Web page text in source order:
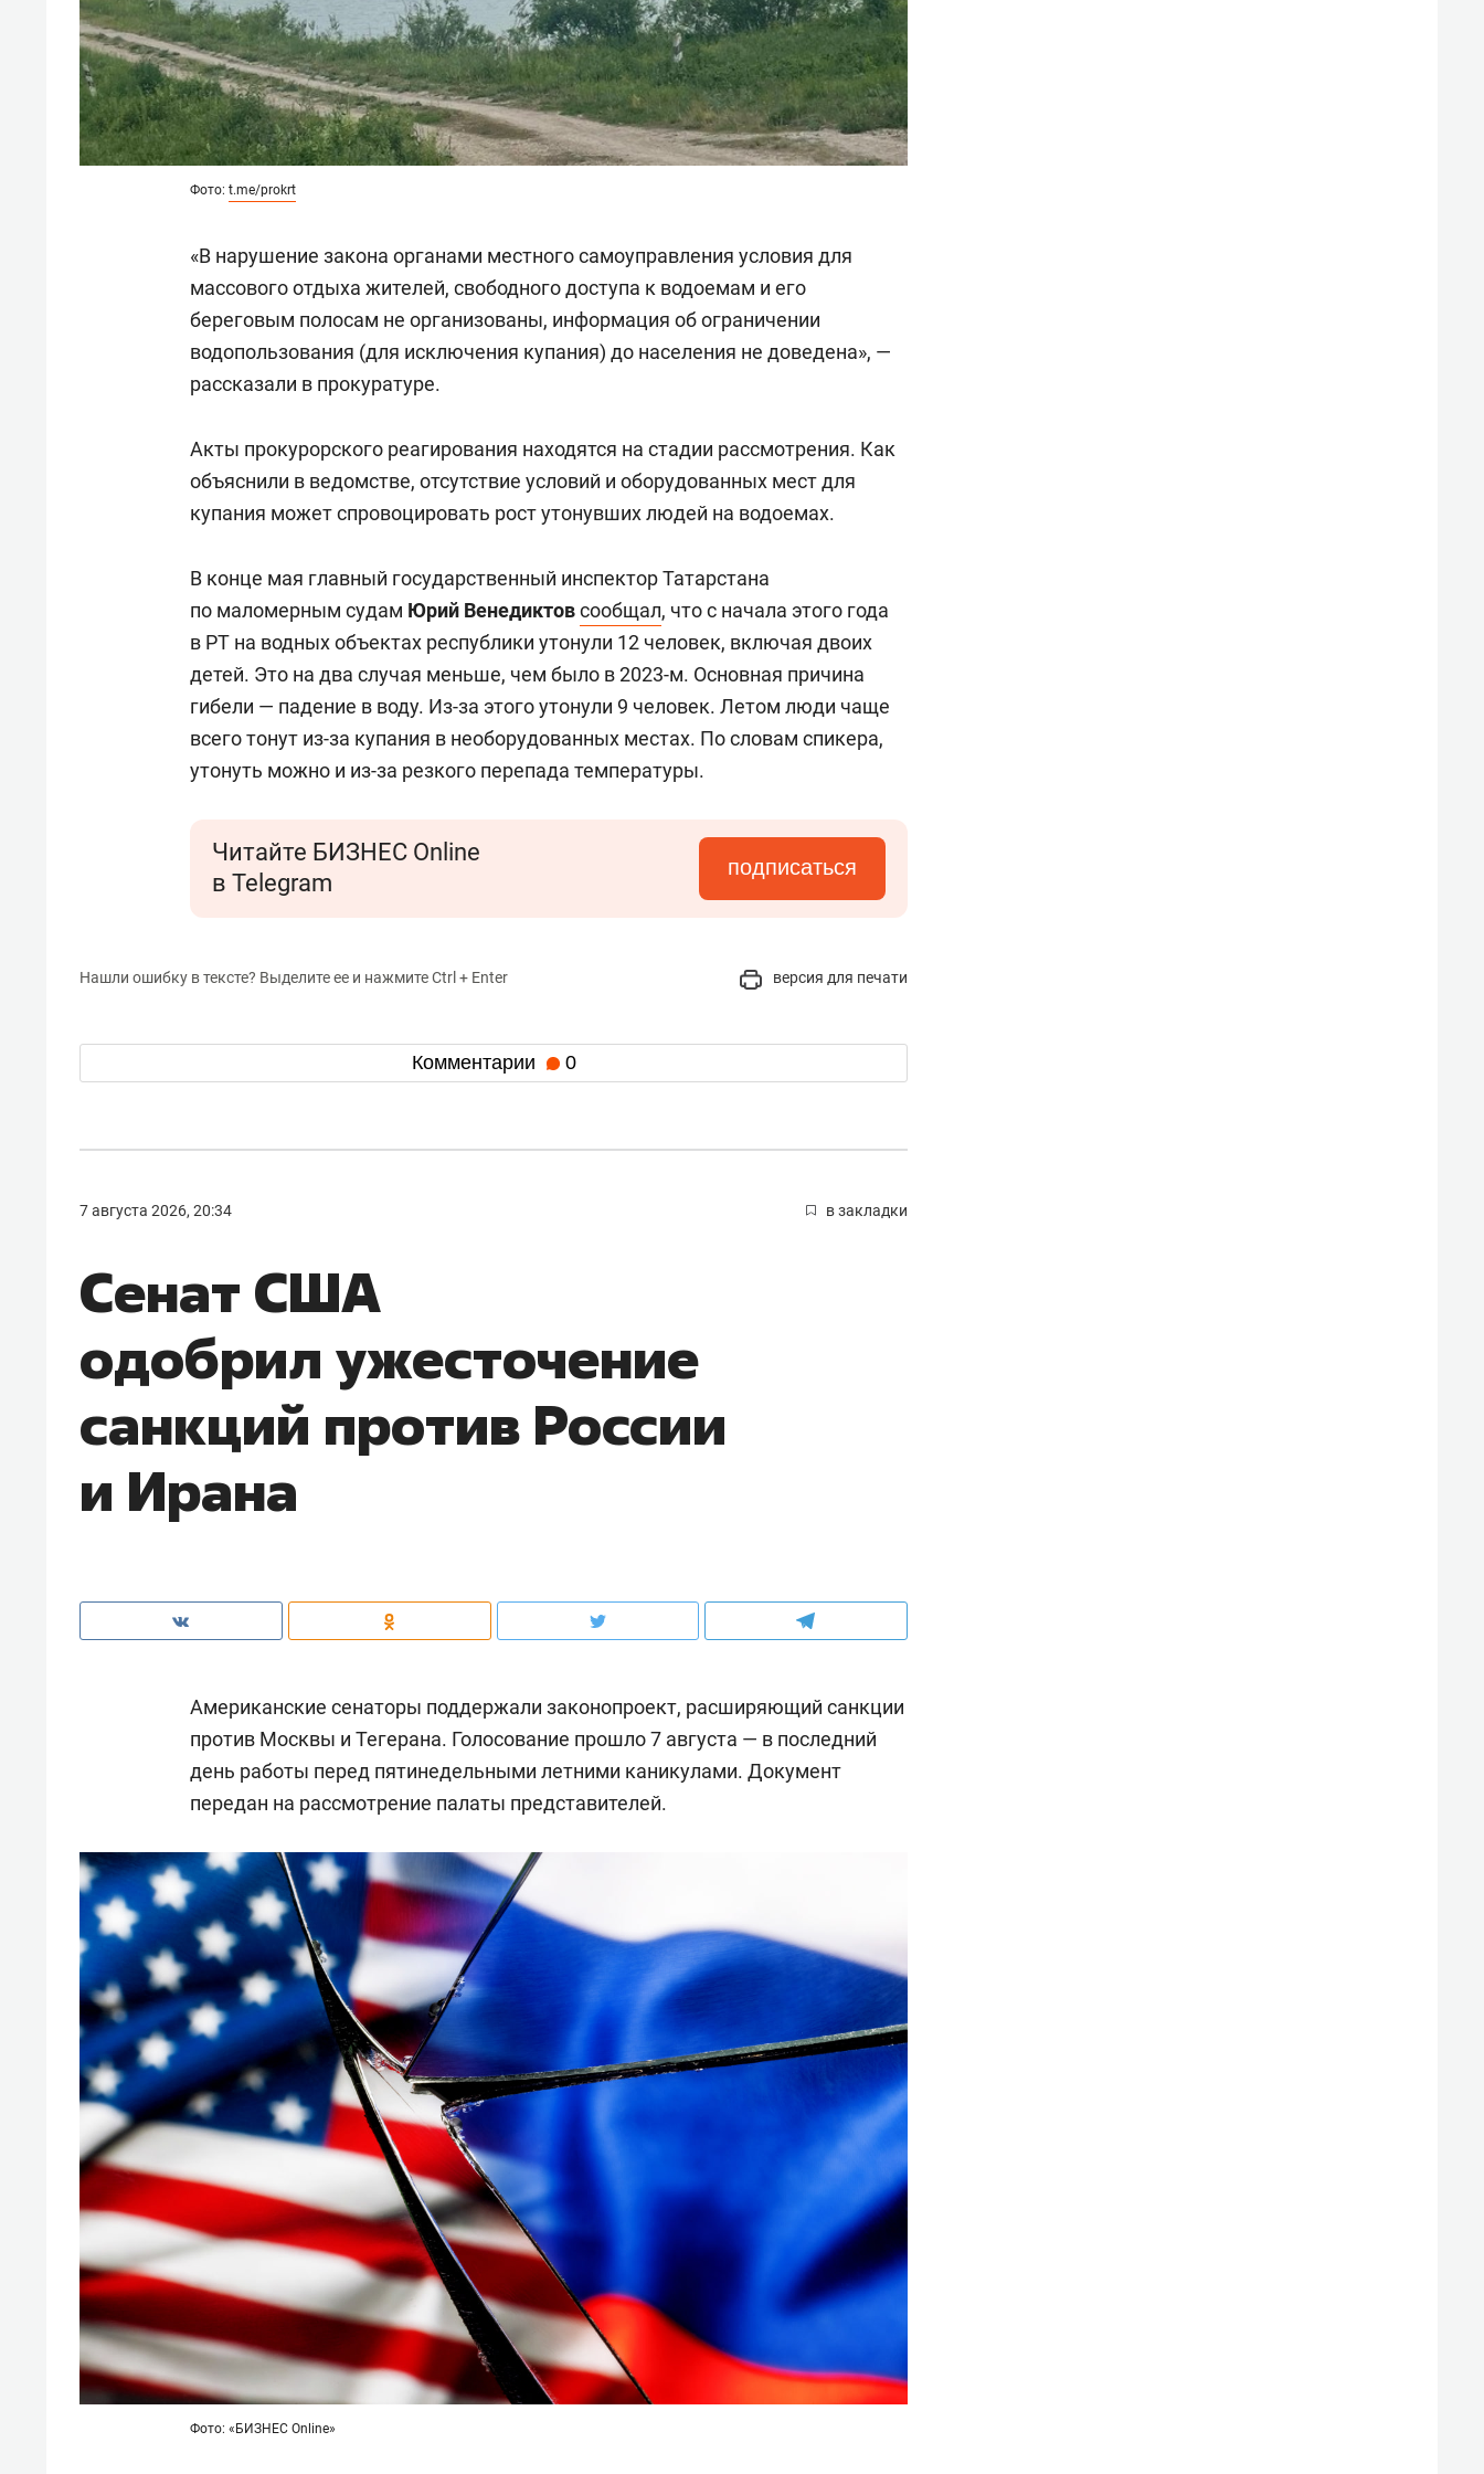
Фото: t.me/prokrt
«В нарушение закона органами местного самоуправления условия для
массового отдыха жителей, свободного доступа к водоемам и его
береговым полосам не организованы, информация об ограничении
водопользования (для исключения купания) до населения не доведена», —
рассказали в прокуратуре.
Акты прокурорского реагирования находятся на стадии рассмотрения. Как
объяснили в ведомстве, отсутствие условий и оборудованных мест для
купания может спровоцировать рост утонувших людей на водоемах.
В конце мая главный государственный инспектор Татарстана
по маломерным судам Юрий Венедиктовсообщал, что с начала этого года
в РТ на водных объектах республики утонули 12 человек, включая двоих
детей. Это на два случая меньше, чем было в 2023-м. Основная причина
гибели — падение в воду. Из-за этого утонули 9 человек. Летом люди чаще
всего тонут из-за купания в необорудованных местах. По словам спикера,
утонуть можно и из-за резкого перепада температуры.
Читайте БИЗНЕС Online
в Telegram
подписаться
Нашли ошибку в тексте? Выделите ее и нажмите Ctrl + Enter версия для печати
Комментарии 0
7 августа 2026, 20:34 в закладки
Сенат США
одобрил ужесточение
санкций против России
и Ирана
Американские сенаторы поддержали законопроект, расширяющий санкции
против Москвы и Тегерана. Голосование прошло 7 августа — в последний
день работы перед пятинедельными летними каникулами. Документ
передан на рассмотрение палаты представителей.
Фото: «БИЗНЕС Online»